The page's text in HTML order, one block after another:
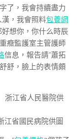
了，我會持續盡力
漢，我會照料包養網
好想你，你什么時辰
癥監護室主管護師
信息，報告請“蕭拓
舒，臉上的表情頗
省國民病院供圖